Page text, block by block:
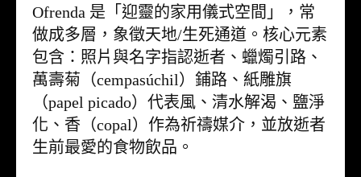
Ofrenda 是「迎靈的家用儀式空間」，常
做成多層，象徵天地/生死通道。核心元素
包含：照片與名字指認逝者、蠟燭引路、
萬壽菊（cempasúchil）鋪路、紙雕旗
（papel picado）代表風、清水解渴、鹽淨
化、香（copal）作為祈禱媒介，並放逝者
生前最愛的食物飲品。